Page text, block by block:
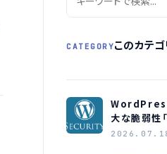
CATEGORYこのカテ
大な脆弱
ージョンと